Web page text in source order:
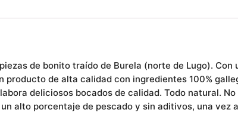
de bonito traído de Burela (norte de Lugo).
de alta calidad con ingredientes 100%
deliciosos bocados de calidad. Todo natural.
alto porcentaje de pescado y sin aditivos, una vez